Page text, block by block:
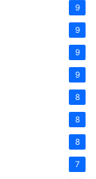
9
9
9
9
8
8
8
7